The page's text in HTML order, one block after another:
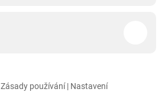
Zásady používání| Nastavení